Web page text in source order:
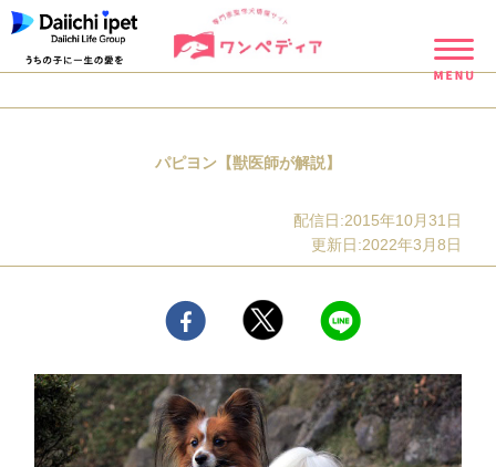
パピヨン【獣医師が解説】
配信日:2015年10月31日
更新日:2022年3月8日